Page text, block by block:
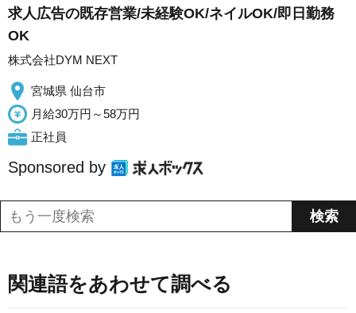
求人広告の既存営業/未経験OK/ネイルOK/即日勤務
OK
株式会社DYM NEXT
宮城県 仙台市
月給30万円～58万円
正社員
Sponsored by
関連語をあわせて調べる